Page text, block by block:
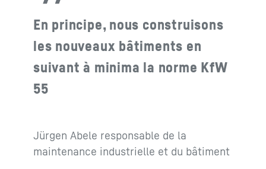
En principe, nous construisons
les nouveaux bâtiments en
suivant à minima la norme KfW
55
Jürgen Abele responsable de la
maintenance industrielle et du bâtiment